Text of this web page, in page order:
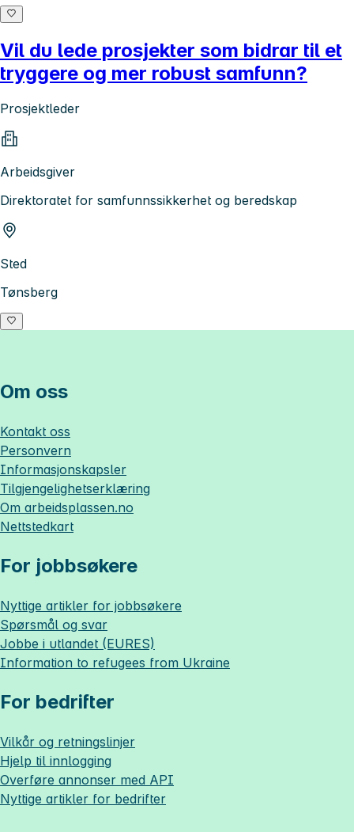
Vil du lede prosjekter som bidrar til et
tryggere og mer robust samfunn?
Prosjektleder
Arbeidsgiver
Direktoratet for samfunnssikkerhet og beredskap
Sted
Tønsberg
Om oss
Kontakt oss
Personvern
Informasjonskapsler
Tilgjengelighetserklæring
Om arbeidsplassen.no
Nettstedkart
For jobbsøkere
Nyttige artikler for jobbsøkere
Spørsmål og svar
Jobbe i utlandet (EURES)
Information to refugees from Ukraine
For bedrifter
Vilkår og retningslinjer
Hjelp til innlogging
Overføre annonser med API
Nyttige artikler for bedrifter